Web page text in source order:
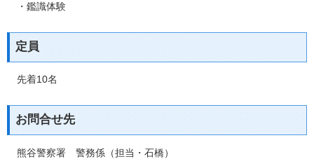
・鑑識体験
定員
先着10名
お問合せ先
熊谷警察署 警務係（担当・石橋）